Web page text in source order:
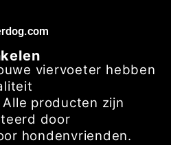
viervoeter hebben
producten zijn
door
hondenvrienden.